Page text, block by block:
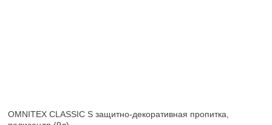
OMNITEX CLASSIC S защитно-декоративная пропитка,